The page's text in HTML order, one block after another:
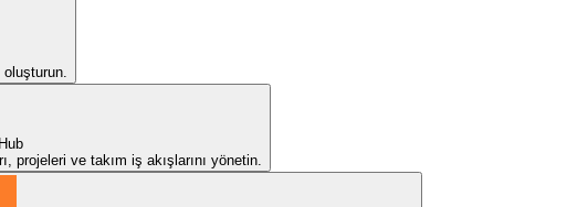
oluşturun.
projeleri ve takım iş akışlarını yönetin.